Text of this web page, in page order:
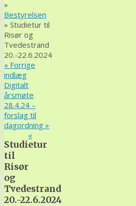
»
Bestyrelsen
» Studietur til
Risør og
Tvedestrand
20.-22.6.2024
« Forrige
indlæg
Digitalt
årsmøte
28.4.24 –
forslag til
dagordning »
Studietur
til
Risør
og
Tvedestrand
20.-22.6.2024
«